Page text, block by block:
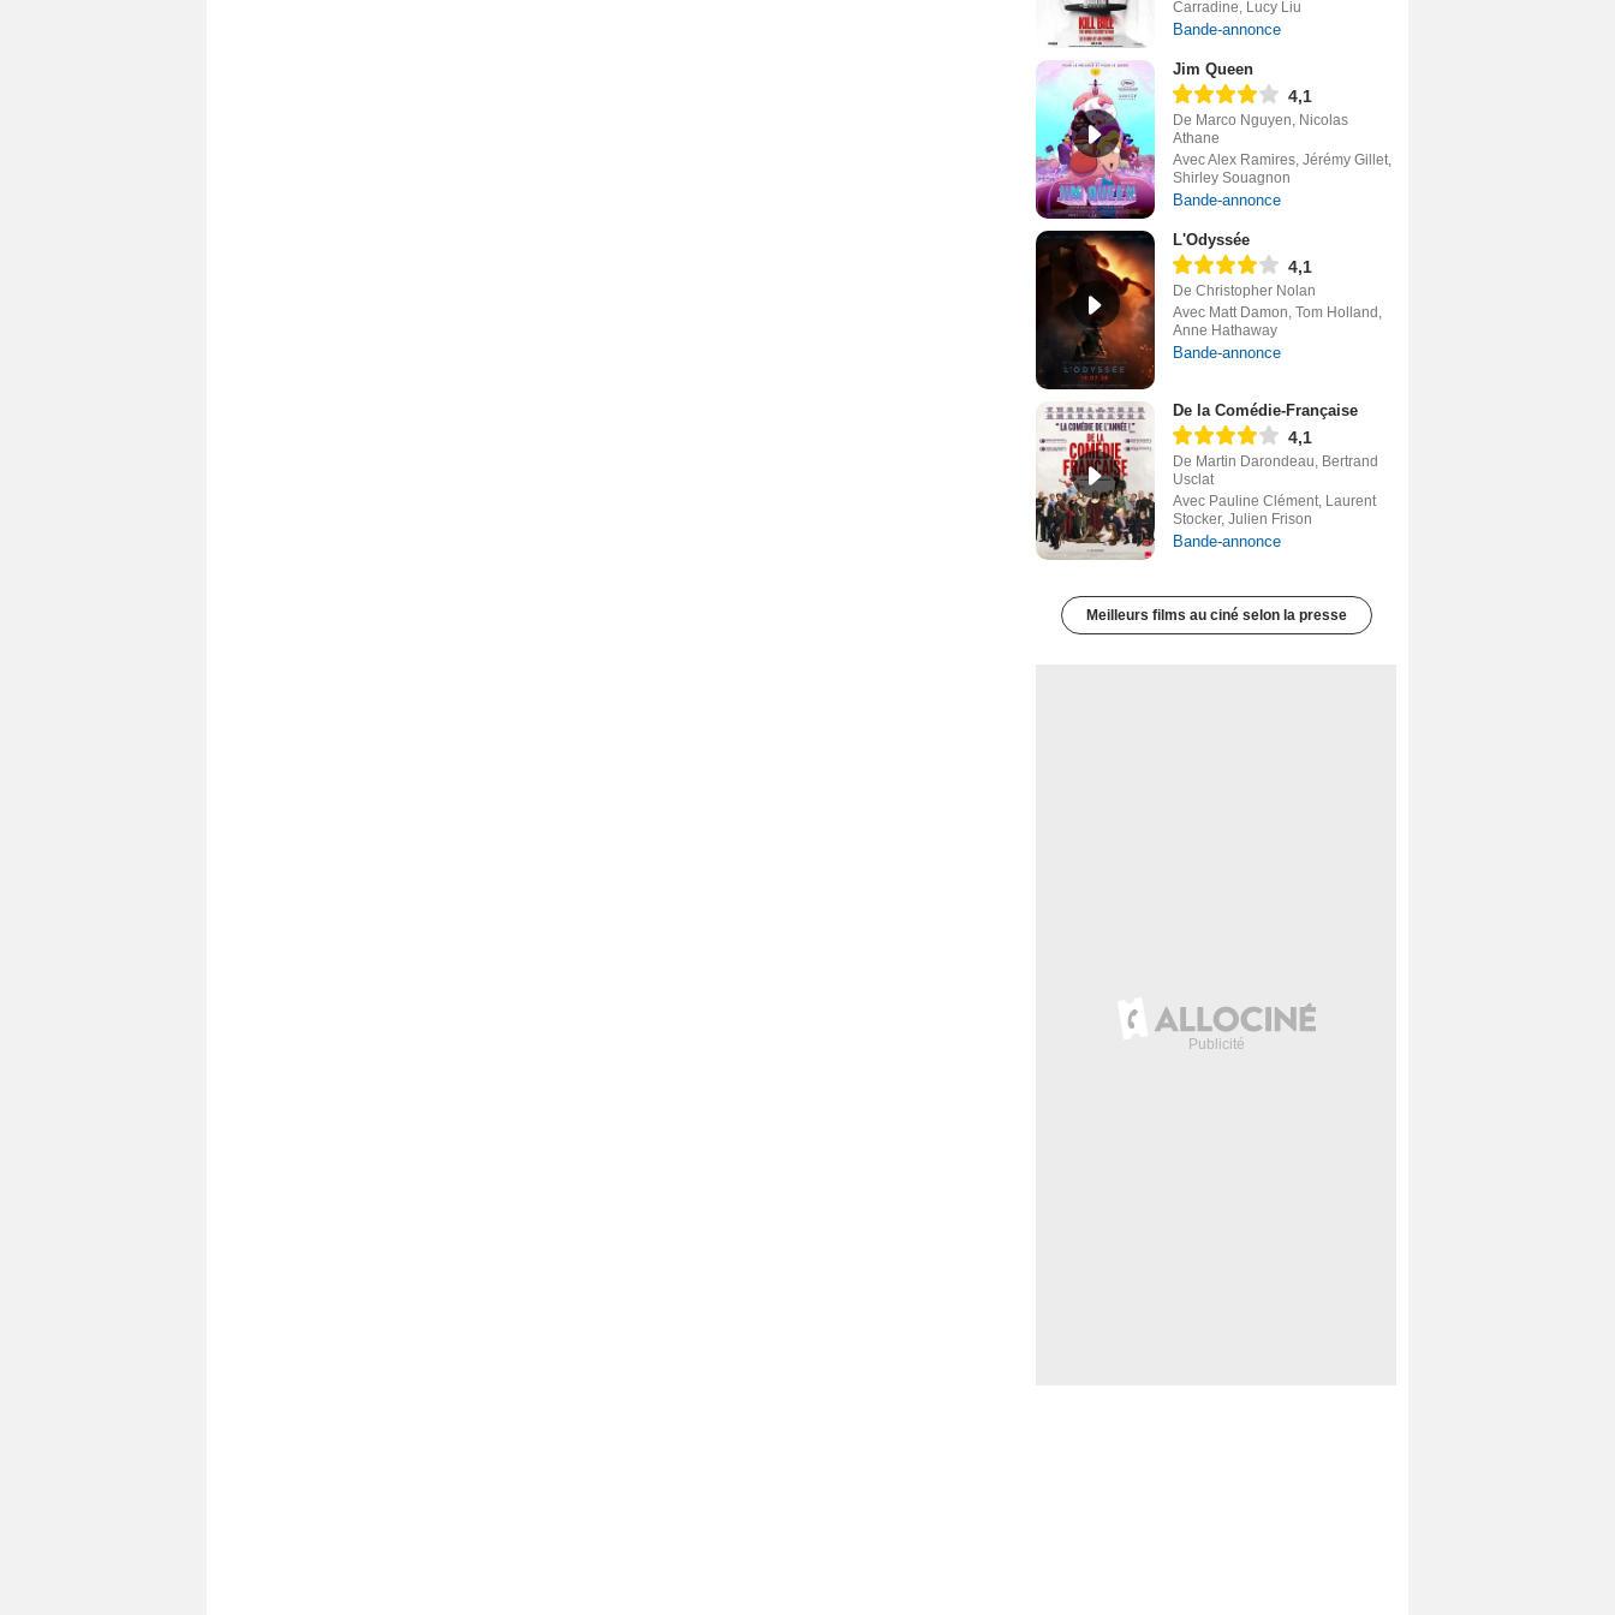
Carradine, Lucy Liu
Bande-annonce
Jim Queen
4,1
De Marco Nguyen, Nicolas
Athane
Avec Alex Ramires, Jérémy Gillet,
Shirley Souagnon
Bande-annonce
L'Odyssée
4,1
De Christopher Nolan
Avec Matt Damon, Tom Holland,
Anne Hathaway
Bande-annonce
De la Comédie-Française
4,1
De Martin Darondeau, Bertrand
Usclat
Avec Pauline Clément, Laurent
Stocker, Julien Frison
Bande-annonce
Meilleurs films au ciné selon la presse